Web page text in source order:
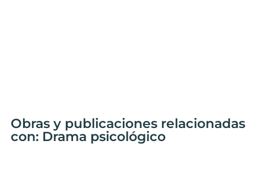
Obras y publicaciones relacionadas
con: Drama psicológico